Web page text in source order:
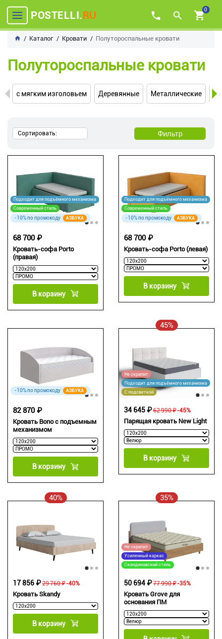
POSTELLI.RU 0
Каталог Кровати Полутороспальные кровати
Полутороспальные кровати
с мягким изголовьем Деревянные Металлические
Сортировать: Фильтр
Подходит для подъёмного механизма
Современный стиль
-10% по промокоду АЗБУКА
Кровать-софа Porto
(правая)
68 700 ₽
В корзину
Подходит для подъёмного механизма
Современный стиль
-10% по промокоду АЗБУКА
Кровать-софа Porto (левая)
68 700 ₽
В корзину
-10% по промокоду АЗБУКА
Кровать Bono с подъемным
механизмом
82 870 ₽
В корзину
45%
Не скрипит
Подходит для подъёмного механизма
С подсветкой
Парящая кровать New Light
62 990 ₽
34 645 ₽ -45%
В корзину
40%
Кровать Skandy
29 760 ₽
17 856 ₽ -40%
В корзину
35%
Не скрипит
Усиленный каркас
Скандинавский стиль
Кровать Grove для
основания ПМ
77 990 ₽
50 694 ₽ -35%